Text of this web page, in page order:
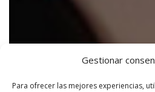
Gestionar
Para ofrecer las mejores experiencias,